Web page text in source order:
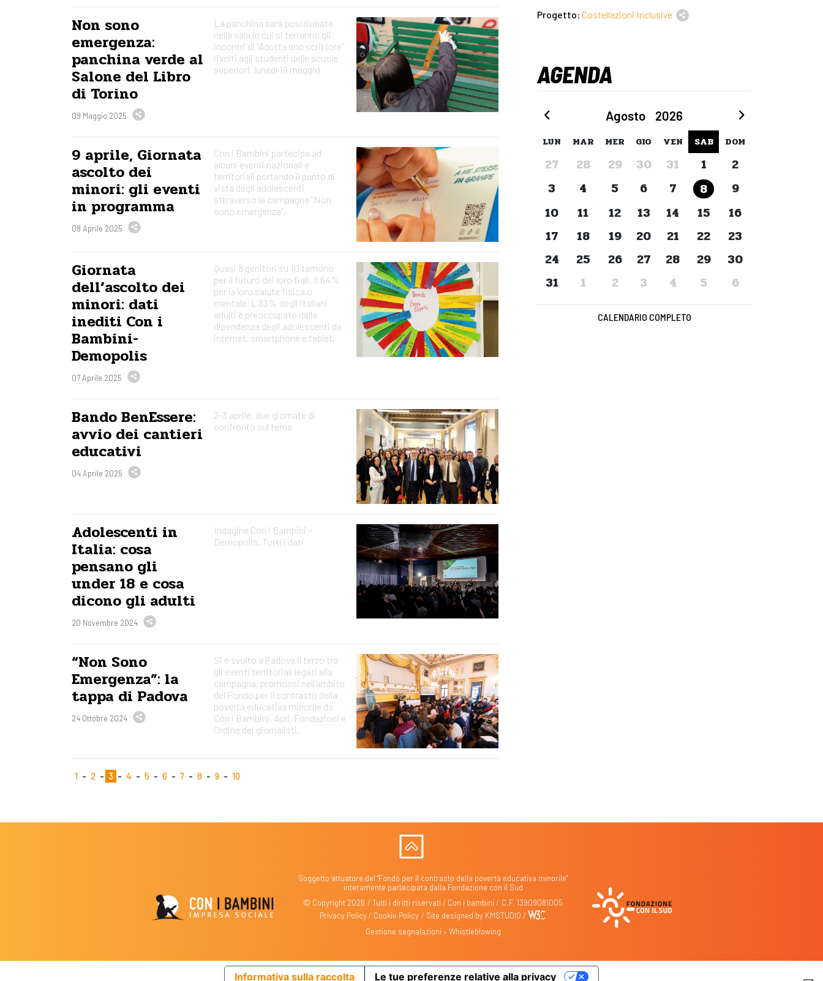
Non sono
emergenza:
panchina verde al
Salone del Libro
di Torino
09 Maggio 2025
La panchina sarà posizionata
nella sala in cui si terranno gli
incontri di “Adotta uno scrittore”
rivolti agli studenti delle scuole
superiori, lunedì 19 maggio
9 aprile, Giornata
ascolto dei
minori: gli eventi
in programma
08 Aprile 2025
Con i Bambini partecipa ad
alcuni eventi nazionali e
territoriali portando il punto di
vista degli adolescenti
attraverso la campagna “Non
sono emergenza”.
Giornata
dell’ascolto dei
minori: dati
inediti Con i
Bambini-
Demopolis
07 Aprile 2025
Quasi 8 genitori su 10 temono
per il futuro dei loro figli. Il 64%
per la loro salute fisica o
mentale. L’83% degli italiani
adulti è preoccupato dalla
dipendenza degli adolescenti da
internet, smartphone e tablet.
Bando BenEssere:
avvio dei cantieri
educativi
04 Aprile 2025
2-3 aprile, due giornate di
confronto sul tema
Adolescenti in
Italia: cosa
pensano gli
under 18 e cosa
dicono gli adulti
20 Novembre 2024
Indagine Con i Bambini –
Demopolis. Tutti i dati
“Non Sono
Emergenza”: la
tappa di Padova
24 Ottobre 2024
Si è svolto a Padova il terzo tra
gli eventi territoriali legati alla
campagna, promossi nell’ambito
del Fondo per il contrasto della
povertà educativa minorile da
Con i Bambini, Acri, Fondazioni e
Ordine dei giornalisti.
1 2 3 4 5 6 7 8 9 10
Progetto: Costellazioni Inclusive
AGENDA
Agosto 2026
LUN MAR MER GIO VEN SAB DOM
27 28 29 30 31 1
2
3
4 5 6 7 8
9
10
11 12 13 14 15
16
17
18 19 20 21 22
23
24
25 26 27 28 29
30
31
1 2 3 4 5 6
CALENDARIO COMPLETO
Soggetto attuatore del "Fondo per il contrasto della povertà educativa minorile"
interamente partecipata dalla Fondazione con il Sud
© Copyright 2026
Tutti i diritti riservati Con i bambini
C.F. 13909081005
Privacy Policy
Cookie Policy Site designed by KMSTUDIO
Gestione segnalazioni – Whistleblowing
Informativa sulla raccolta Le tue preferenze relative alla privacy